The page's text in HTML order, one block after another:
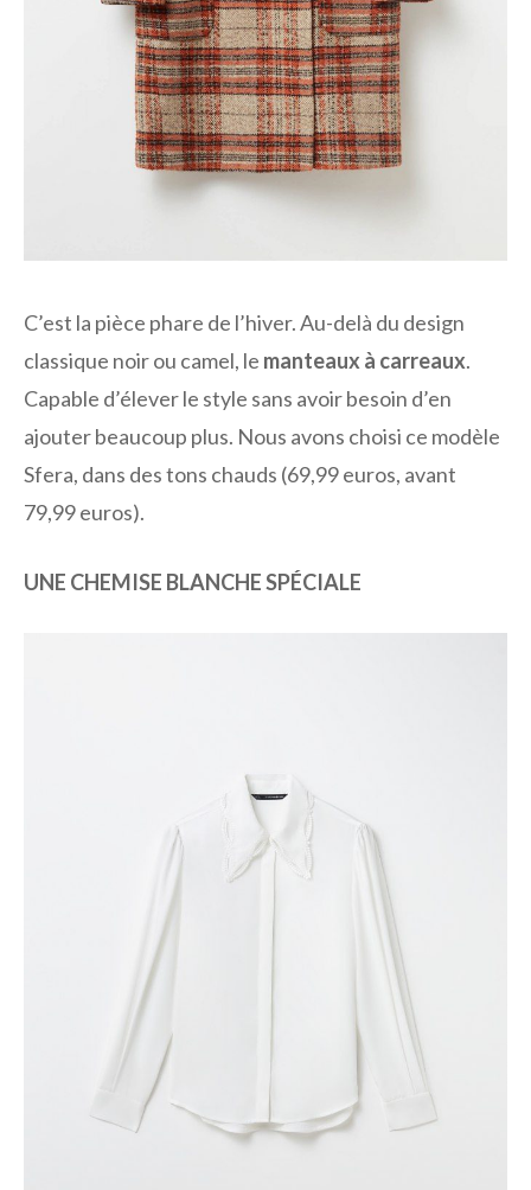
C’est la pièce phare de l’hiver. Au-delà du design
classique noir ou camel, le manteaux à carreaux.
Capable d’élever le style sans avoir besoin d’en
ajouter beaucoup plus. Nous avons choisi ce modèle
Sfera, dans des tons chauds (69,99 euros, avant
79,99 euros).
UNE CHEMISE BLANCHE SPÉCIALE